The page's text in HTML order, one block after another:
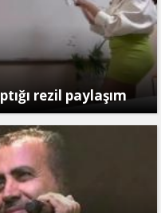
rezil paylaşım